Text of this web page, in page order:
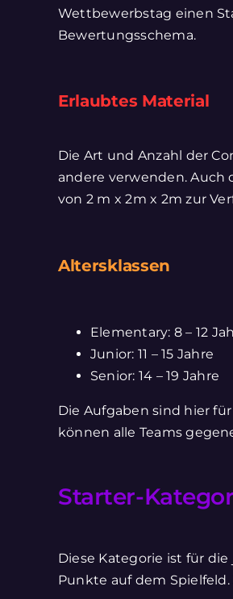
Wettbewerbstag einen
Bewertungsschema.
Erlaubtes Material
Die Art und Anzahl der
andere verwenden.
von 2 m x 2m x 2m zur
Altersklassen
Elementary: 8 – 12
Junior: 11 – 15 Jahre
Senior: 14 – 19 Jahre
Die Aufgaben sind hier
können alle Teams
Starter-
Diese Kategorie ist für
Punkte auf dem